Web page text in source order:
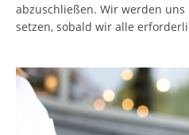
abzuschließen. Wir werden
setzen, sobald wir alle